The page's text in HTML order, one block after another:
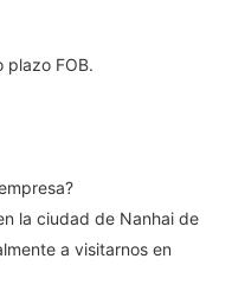
plazo FOB.
la ciudad de Nanhai de
a visitarnos en